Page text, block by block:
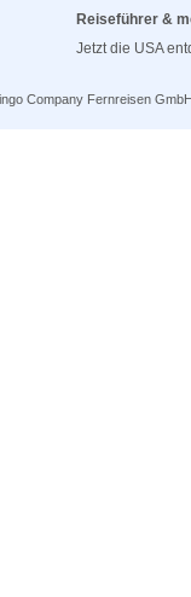
Reiseführer &
Jetzt die USA
Company Fernreisen